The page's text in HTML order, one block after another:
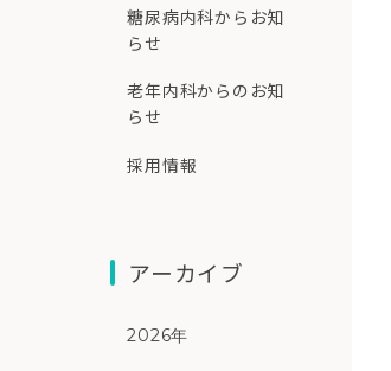
糖尿病内科からお知
らせ
老年内科からのお知
らせ
採用情報
アーカイブ
2026年